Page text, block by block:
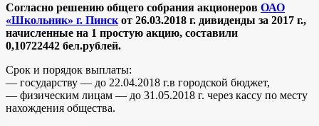
Согласно решению общего собрания акционеров ОАО
«Школьник» г. Пинск от 26.03.2018 г. дивиденды за 2017 г.,
начисленные на 1 простую акцию, составили
0,10722442 бел.рублей.
Срок и порядок выплаты:
— государству — до 22.04.2018 г.в городской бюджет,
— физическим лицам — до 31.05.2018 г. через кассу по месту
нахождения общества.